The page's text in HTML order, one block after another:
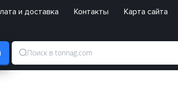
и доставка Контакты Карта сайта